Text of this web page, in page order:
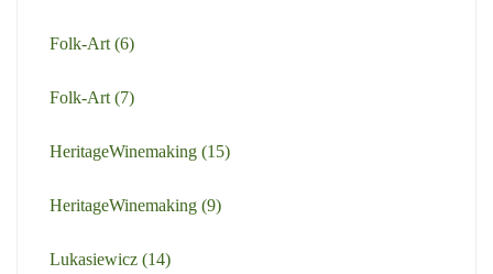
Folk-Art (6)
Folk-Art (7)
HeritageWinemaking (15)
HeritageWinemaking (9)
Lukasiewicz (14)